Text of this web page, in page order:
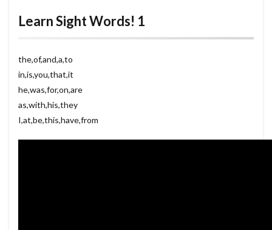
Learn Sight Words! 1
the,of,and,a,to
in,is,you,that,it
he,was,for,on,are
as,with,his,they
I,at,be,this,have,from